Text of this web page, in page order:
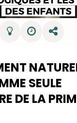
SEULE
DE LA